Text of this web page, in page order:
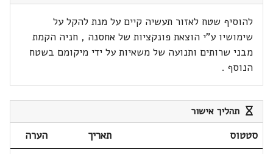
להוסיף שטח לאזור תעשיה קיים על מנת להקל על
שימושיו ע"י הוצאת פונקציות של אחסנה , חניה הקמת
מבני שרותים ותנועה של משאיות על ידי מיקומם בשטח
הנוסף .
תהליך אישור
סטטוס תאריך
הערה